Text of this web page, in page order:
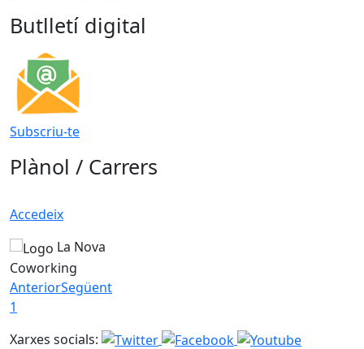
Butlletí digital
Subscriu-te
Plànol / Carrers
Accedeix
La Nova
Coworking
AnteriorSegüent
1
Xarxes socials: